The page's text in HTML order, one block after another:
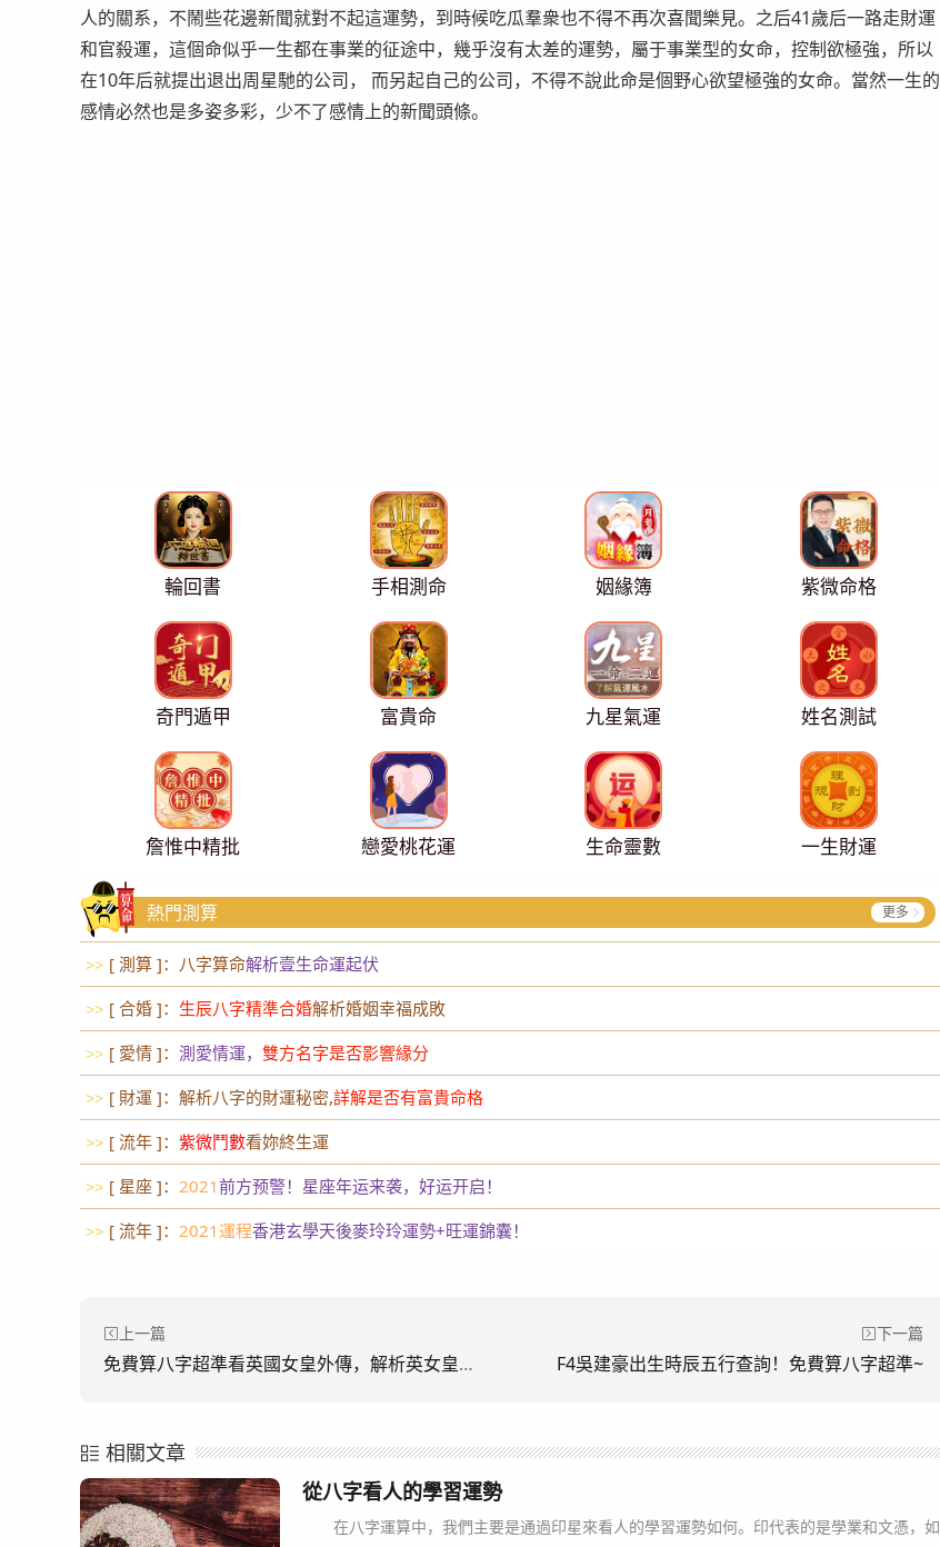
人的關系，不鬧些花邊新聞就對不起這運勢，到時候吃瓜羣衆也不得不再次喜聞樂見。之后41歲后一路走財運
和官殺運，這個命似乎一生都在事業的征途中，幾乎沒有太差的運勢，屬于事業型的女命，控制欲極強，所以
在10年后就提出退出周星馳的公司， 而另起自己的公司，不得不說此命是個野心欲望極強的女命。當然一生的
感情必然也是多姿多彩，少不了感情上的新聞頭條。
輪回書 手相測命 姻緣簿 紫微命格
奇門遁甲 富貴命 九星氣運 姓名測試
詹惟中精批 戀愛桃花運 生命靈數 一生財運
熱門測算 更多
>> [ 測算 ]：八字算命解析壹生命運起伏
>> [ 合婚 ]： 生辰八字精準合婚解析婚姻幸福成敗
>> [ 愛情 ]： 測愛情運， 雙方名字是否影響緣分
>> [ 財運 ]：解析八字的財運秘密,詳解是否有富貴命格
>> [ 流年 ]： 紫微鬥數看妳終生運
>> [ 星座 ]： 2021前方预警！星座年运来袭，好运开启！
>> [ 流年 ]： 2021運程香港玄學天後麥玲玲運勢+旺運錦囊！
上一篇
免費算八字超準看英國女皇外傳，解析英女皇曲折王位路
下一篇
F4吳建豪出生時辰五行查詢！免費算八字超準~
相關文章
從八字看人的學習運勢
在八字運算中，我們主要是通過印星來看人的學習運勢如何。印代表的是學業和文憑，如